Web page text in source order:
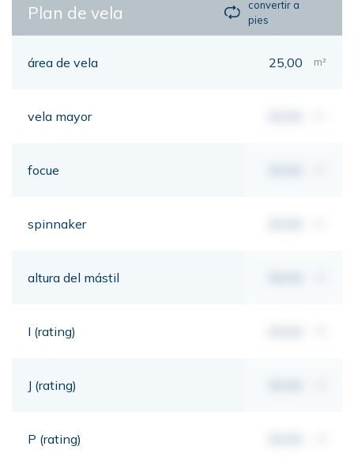
Plan de vela
convertir a
pies
área de vela 25,00 m²
vela mayor
focue
spinnaker
altura del mástil
I (rating)
J (rating)
P (rating)